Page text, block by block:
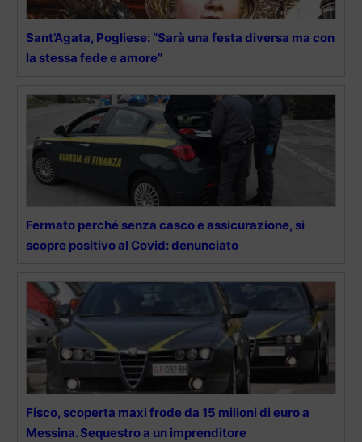
Sant’Agata, Pogliese: “Sarà una festa diversa ma con
la stessa fede e amore”
Fermato perché senza casco e assicurazione, si
scopre positivo al Covid: denunciato
Fisco, scoperta maxi frode da 15 milioni di euro a
Messina. Sequestro a un imprenditore